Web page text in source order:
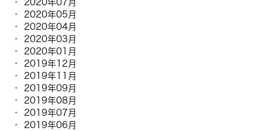
2020年07月
2020年05月
2020年04月
2020年03月
2020年01月
2019年12月
2019年11月
2019年09月
2019年08月
2019年07月
2019年06月